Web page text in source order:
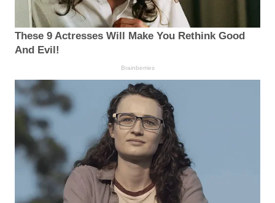
These 9 Actresses Will Make You Rethink Good
And Evil!
Brainberries